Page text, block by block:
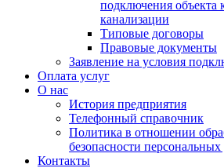
подключения объекта
канализации
Типовые договоры
Правовые документы
Заявление на условия
Оплата услуг
О нас
История предприятия
Телефонный справочник
Политика в отношении
безопасности
Контакты